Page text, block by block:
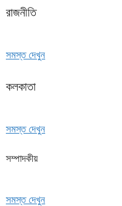
রাজনীতি
সমস্ত দেখুন
কলকাতা
সমস্ত দেখুন
সম্পাদকীয়
সমস্ত দেখুন